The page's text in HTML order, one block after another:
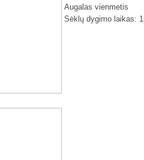
Augalas vienmetis
Sėklų dygimo laikas: